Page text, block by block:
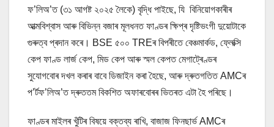
ফ’লিঅ’ত (৩১ আগষ্ট ২০২৫ লৈকে) বৃদ্ধি পাইছে, যি বিনিয়োগকাৰীৰ
আত্মবিশ্বাস আৰু বিভিন্ন বজাৰ মূলধনত ফাণ্ডৰ ক্ষিপ্ৰ দৃষ্টিভংগী দুয়োটাকে
গুৰুত্ব প্ৰদান কৰে। BSE ৫০০ TREৰ বিপৰীতে বেঞ্চমাৰ্কড, ফ্লেক্সি
কেপ ফাণ্ড লাৰ্জ কেপ, মিড কেপ আৰু স্মল কেপত মেগাট্ৰেণ্ডৰ
সুযোগবোৰ দখল কৰাৰ বাবে ডিজাইন কৰা হৈছে, আৰু দ্ৰুতগতিত AMCৰ
প’ৰ্টফ’লিঅ’ত দ্ৰুততম বিকশিত অফাৰবোৰৰ ভিতৰত এটা হৈ পৰিছে।
ফাণ্ডৰ মাইলৰ খুঁটিৰ বিষয়ে বক্তব্য ৰাখি, বাজাজ ফিনছাৰ্ভ AMCৰ